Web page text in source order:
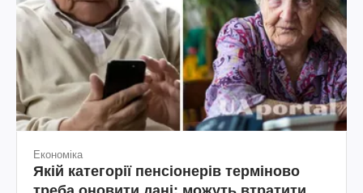
Економіка
Якій категорії пенсіонерів терміново